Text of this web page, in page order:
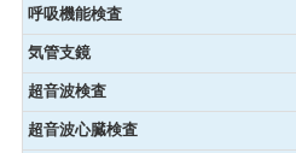
呼吸機能検査
気管支鏡
超音波検査
超音波心臓検査